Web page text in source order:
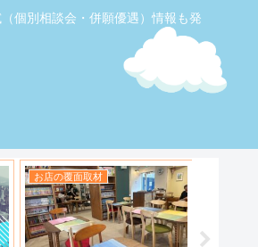
個別相談会・併願優遇）情報も発
お店の覆面取材